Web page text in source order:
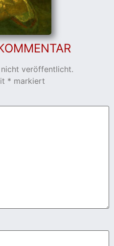
veröffentlicht.
* markiert